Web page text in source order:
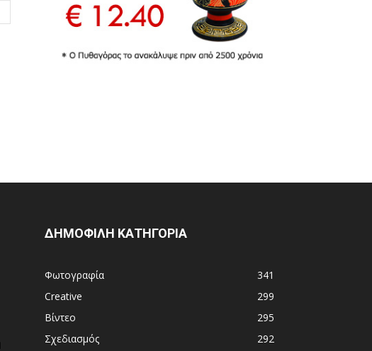
ΔΗΜΟΦΙΛΗ ΚΑΤΗΓΟΡΙΑ
Φωτογραφία
341
Creative
299
Βίντεο
295
Σχεδιασμός
292